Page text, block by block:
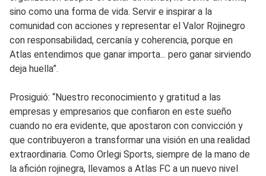
sino como una forma de vida. Servir e inspirar a la
comunidad con acciones y representar el Valor Rojinegro
con responsabilidad, cercanía y coherencia, porque en
Atlas entendimos que ganar importa... pero ganar sirviendo
deja huella”.
Prosiguió: “Nuestro reconocimiento y gratitud a las
empresas y empresarios que confiaron en este sueño
cuando no era evidente, que apostaron con convicción y
que contribuyeron a transformar una visión en una realidad
extraordinaria. Como Orlegi Sports, siempre de la mano de
la afición rojinegra, llevamos a Atlas FC a un nuevo nivel